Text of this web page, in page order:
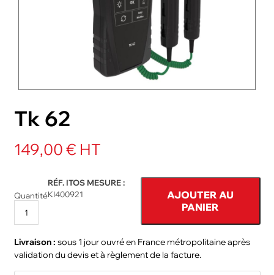
ACCESSOIRES ET PIÈCES DÉTACHÉES
Tk 62
149,00 € HT
Quantité
RÉF. ITOS MESURE :
KI400921
AJOUTER AU
PANIER
Livraison : sous 1 jour ouvré en France métropolitaine après
validation du devis et à règlement de la facture.